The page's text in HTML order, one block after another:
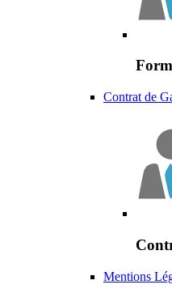
Contrat de
Mentions